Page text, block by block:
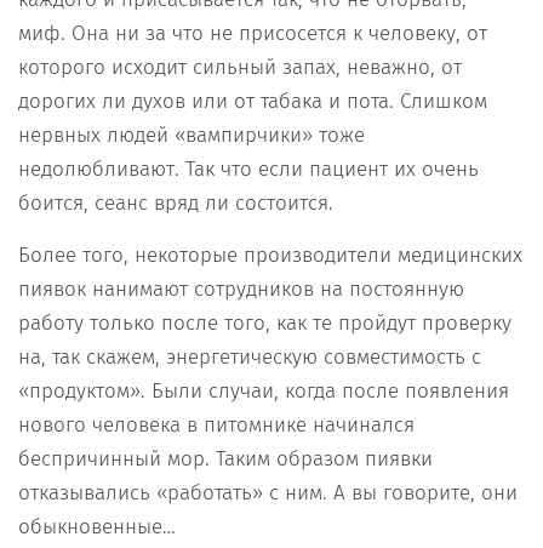
миф. Она ни за что не присосется к человеку, от
которого исходит сильный запах, неважно, от
дорогих ли духов или от табака и пота. Слишком
нервных людей «вампирчики» тоже
недолюбливают. Так что если пациент их очень
боится, сеанс вряд ли состоится.
Более того, некоторые производители медицинских
пиявок нанимают сотрудников на постоянную
работу только после того, как те пройдут проверку
на, так скажем, энергетическую совместимость с
«продуктом». Были случаи, когда после появления
нового человека в питомнике начинался
беспричинный мор. Таким образом пиявки
отказывались «работать» с ним. А вы говорите, они
обыкновенные…